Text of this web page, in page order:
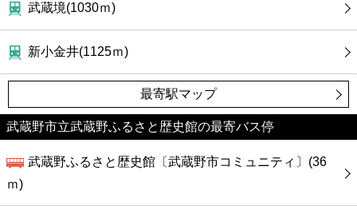
武蔵境(1030ｍ)
新小金井(1125ｍ)
最寄駅マップ
武蔵野市立武蔵野ふるさと歴史館の最寄バス停
武蔵野ふるさと歴史館〔武蔵野市コミュニティ〕(36
ｍ)